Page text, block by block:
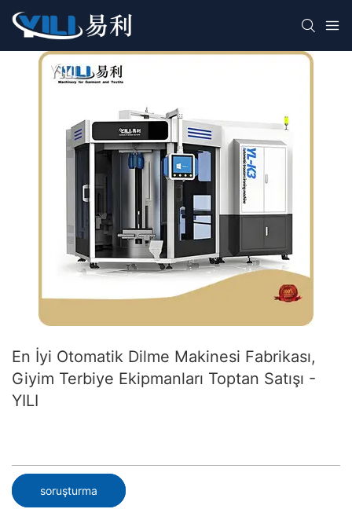
En İyi Otomatik Dilme Makinesi Fabrikası,
Giyim Terbiye Ekipmanları Toptan Satışı -
YILI
soruşturma